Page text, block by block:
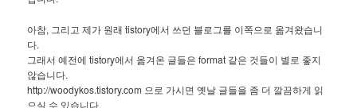
아참, 그리고 제가 원래 tistory에서 쓰던 블로그를 이쪽으로 옮겨왔습니
다.
그래서 예전에 tistory에서 옮겨온 글들은 format 같은 것들이 별로 좋지
않습니다.
http://woodykos.tistory.com 으로 가시면 옛날 글들을 좀 더 깔끔하게 읽
으실 수 있습니다.